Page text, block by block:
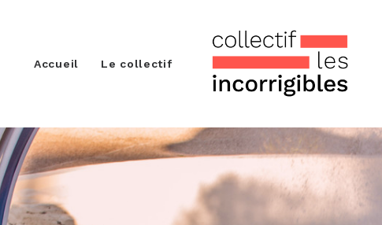
Accueil Le collectif